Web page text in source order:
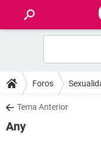
FOROS
SALUD
FAMILIA
Foros
Tema Anterior
Any